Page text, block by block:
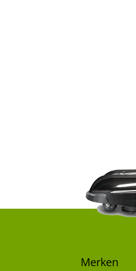
Merken